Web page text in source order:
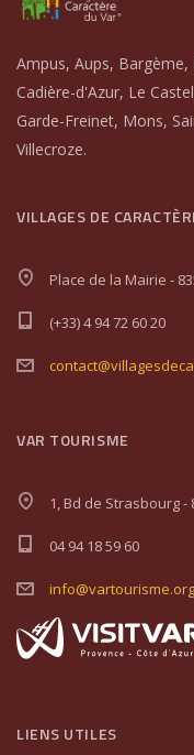
Ampus, Aups,
Cadière-d'Azur, Le
Garde-Freinet, Mons,
Villecroze.
VILLAGES DE
Place de la Mairie -
(+33) 4 94 72 60 20
VAR TOURISME
1, Bd de Strasbourg -
04 94 18 59 60
info@vartourisme.org
LIENS UTILES